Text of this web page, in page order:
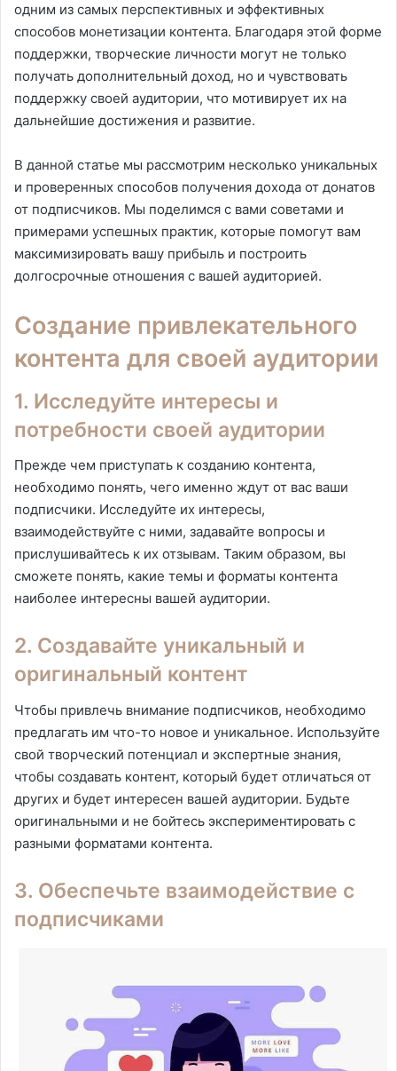
одним из самых перспективных и эффективных
способов монетизации контента. Благодаря этой форме
поддержки, творческие личности могут не только
получать дополнительный доход, но и чувствовать
поддержку своей аудитории, что мотивирует их на
дальнейшие достижения и развитие.
В данной статье мы рассмотрим несколько уникальных
и проверенных способов получения дохода от донатов
от подписчиков. Мы поделимся с вами советами и
примерами успешных практик, которые помогут вам
максимизировать вашу прибыль и построить
долгосрочные отношения с вашей аудиторией.
Создание привлекательного
контента для своей аудитории
1. Исследуйте интересы и
потребности своей аудитории
Прежде чем приступать к созданию контента,
необходимо понять, чего именно ждут от вас ваши
подписчики. Исследуйте их интересы,
взаимодействуйте с ними, задавайте вопросы и
прислушивайтесь к их отзывам. Таким образом, вы
сможете понять, какие темы и форматы контента
наиболее интересны вашей аудитории.
2. Создавайте уникальный и
оригинальный контент
Чтобы привлечь внимание подписчиков, необходимо
предлагать им что-то новое и уникальное. Используйте
свой творческий потенциал и экспертные знания,
чтобы создавать контент, который будет отличаться от
других и будет интересен вашей аудитории. Будьте
оригинальными и не бойтесь экспериментировать с
разными форматами контента.
3. Обеспечьте взаимодействие с
подписчиками